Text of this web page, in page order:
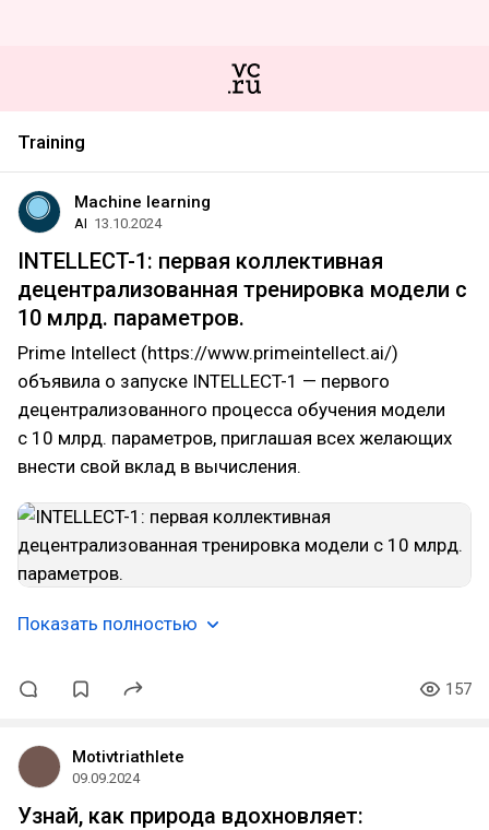
Training
Machine learning
AI 13.10.2024
INTELLECT-1: первая коллективная
децентрализованная тренировка модели с
10 млрд. параметров.
Prime Intellect (https://www.primeintellect.ai/)
объявила о запуске INTELLECT-1 — первого
децентрализованного процесса обучения модели
с 10 млрд. параметров, приглашая всех желающих
внести свой вклад в вычисления.
Показать полностью
157
Motivtriathlete
09.09.2024
Узнай, как природа вдохновляет: